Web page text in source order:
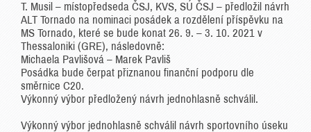
T. Musil – místopředseda ČSJ, KVS, SÚ ČSJ – předložil návrh
ALT Tornado na nominaci posádek a rozdělení příspěvku na
MS Tornado, které se bude konat 26. 9. – 3. 10. 2021 v
Thessaloniki (GRE), následovně:
Michaela Pavlišová – Marek Pavliš
Posádka bude čerpat přiznanou finanční podporu dle
směrnice C20.
Výkonný výbor předložený návrh jednohlasně schválil.
Výkonný výbor jednohlasně schválil návrh sportovního úseku